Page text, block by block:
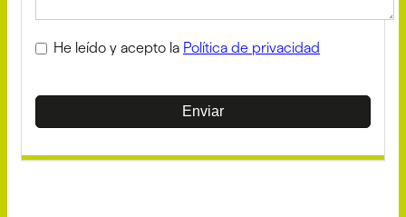
He leído y acepto la Política de privacidad
Enviar